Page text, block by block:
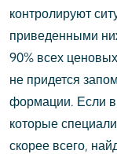
контролируют
приведенными
90% всех
не придется
формации. Если
которые
скорее всего,